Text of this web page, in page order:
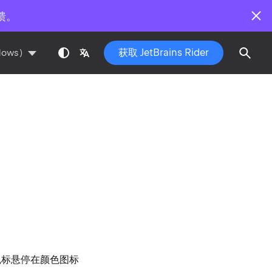
获取 JetBrains Rider
悬停在颜色图标